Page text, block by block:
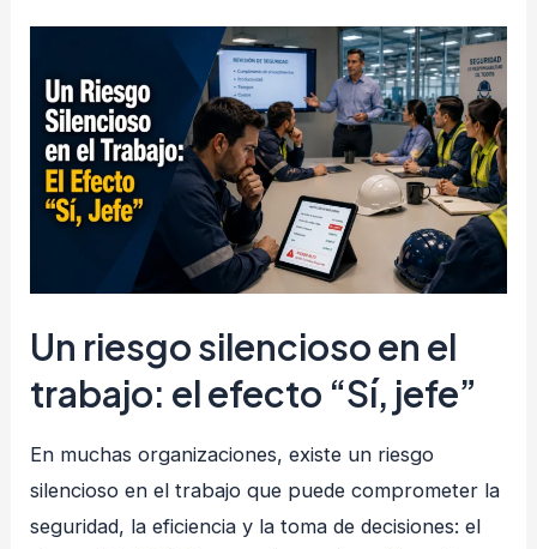
oculta
que
impulsa
el
Un riesgo silencioso en el
trabajo: el efecto “Sí, jefe”
En muchas organizaciones, existe un riesgo
silencioso en el trabajo que puede comprometer la
seguridad, la eficiencia y la toma de decisiones: el